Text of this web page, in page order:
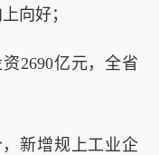
向好；
2690亿元，全省
新增规上工业企